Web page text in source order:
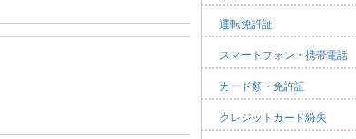
運転免許証
スマートフォン・携帯電話
カード類・免許証
クレジットカード紛失